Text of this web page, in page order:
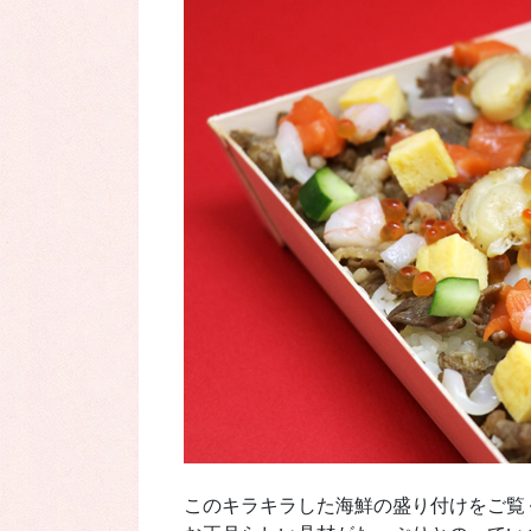
このキラキラした海鮮の盛り付けをご覧